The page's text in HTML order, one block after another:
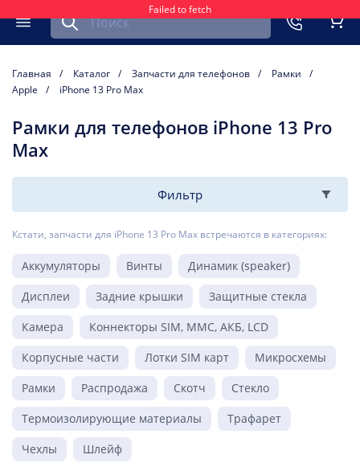
Failed to fetch
Меню
Найти запчасть для мобильного устройства
Главная Каталог Запчасти для телефонов
Рамки
Apple
iPhone 13 Pro Max
Рамки для телефонов iPhone 13 Pro
Max
Фильтр
Кстати, запчасти для iPhone 13 Pro Max встречаются в категориях:
Аккумуляторы Винты
Динамик (speaker)
Дисплеи
Задние крышки
Защитные стекла
Камера
Коннекторы SIM, MMC, АКБ, LCD
Корпусные части
Лотки SIM карт
Микросхемы
Рамки
Распродажа Скотч
Стекло
Термоизолирующие материалы
Трафарет
Чехлы
Шлейф